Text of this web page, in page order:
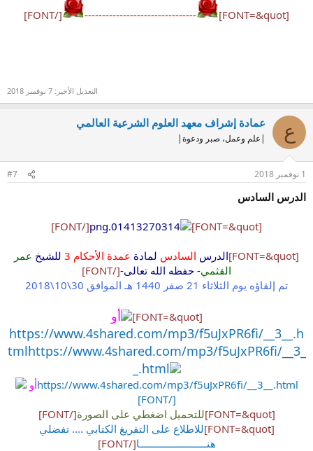
[FONT=&quot]
--------------------------------
[/FONT]
التعديل الأخير: 7 نوفمبر 2018
ع عمادة إشراف معهد العلوم الشرعية العالمي
|علم وعمل، صبر ودعوة|
1 نوفمبر 2018 #7
الدرس السادس
[FONT=&quot]
[/FONT]
[FONT=&quot] الدرس السادس لمادة عمدة الأحكام 3 للشيخ عمر
القثمي- حفظه الله تعالى-[/FONT]
تم إلقاؤه يوم الثلاثاء 21 صفر 1440 هـ الموافق 30\10\2018
[FONT=&quot]
أو
https://www.4shared.com/mp3/f5uJxPR6fi/__3__.h
tmlhttps://www.4shared.com/mp3/f5uJxPR6fi/__3_
_.html
https://www.4shared.com/mp3/f5uJxPR6fi/__3__.htmlأو
[/FONT]
[FONT=&quot]
للتحميل اضغطي على الصورة[/FONT]
[FONT=&quot]
للاطلاع على التفريغ الكتابي .... تفضلي
هنــــــــــــــــــــــــا[/FONT]